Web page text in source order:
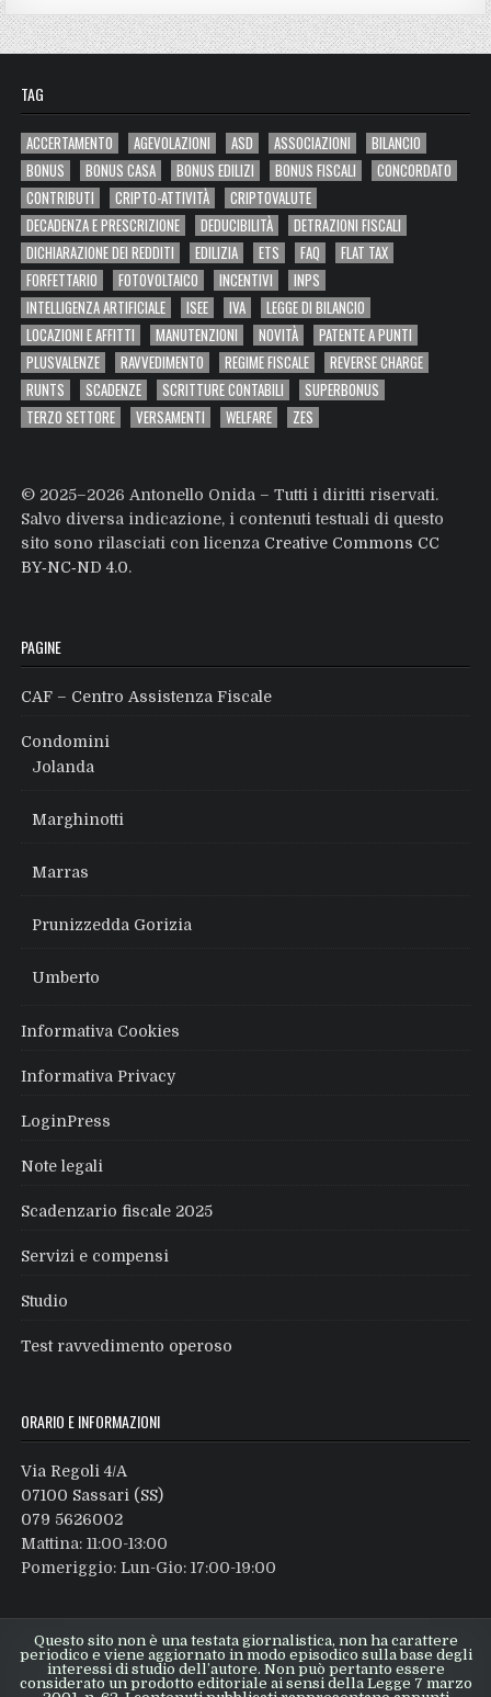
TAG
ACCERTAMENTO AGEVOLAZIONI ASD ASSOCIAZIONI
BILANCIO
BONUS
BONUS CASA BONUS EDILIZI BONUS FISCALI
CONCORDATO
CONTRIBUTI
CRIPTO-ATTIVITÀ
CRIPTOVALUTE
DECADENZA E PRESCRIZIONE
DEDUCIBILITÀ
DETRAZIONI FISCALI
DICHIARAZIONE DEI REDDITI
EDILIZIA ETS FAQ
FLAT TAX
FORFETTARIO
FOTOVOLTAICO INCENTIVI
INPS
INTELLIGENZA ARTIFICIALE
ISEE IVA
LEGGE DI BILANCIO
LOCAZIONI E AFFITTI
MANUTENZIONI NOVITÀ
PATENTE A PUNTI
PLUSVALENZE
RAVVEDIMENTO REGIME FISCALE
REVERSE CHARGE
RUNTS
SCADENZE SCRITTURE CONTABILI
SUPERBONUS
TERZO SETTORE
VERSAMENTI WELFARE ZES
© 2025–2026 Antonello Onida – Tutti i diritti riservati.
Salvo diversa indicazione, i contenuti testuali di questo
sito sono rilasciati con licenza Creative Commons CC
BY‑NC‑ND 4.0.
PAGINE
CAF – Centro Assistenza Fiscale
Condomini
Jolanda
Marghinotti
Marras
Prunizzedda Gorizia
Umberto
Informativa Cookies
Informativa Privacy
LoginPress
Note legali
Scadenzario fiscale 2025
Servizi e compensi
Studio
Test ravvedimento operoso
ORARIO E INFORMAZIONI
Via Regoli 4/A
07100 Sassari (SS)
079 5626002
Mattina: 11:00-13:00
Pomeriggio: Lun-Gio: 17:00-19:00
Questo sito non è una testata giornalistica, non ha carattere
periodico e viene aggiornato in modo episodico sulla base degli
interessi di studio dell’autore. Non può pertanto essere
considerato un prodotto editoriale ai sensi della Legge 7 marzo